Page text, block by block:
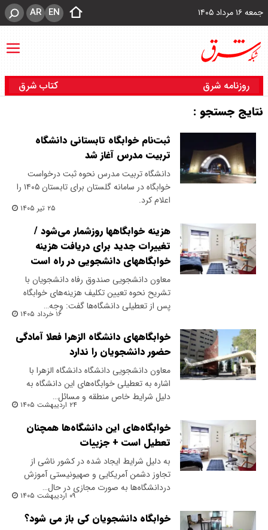
جمعه ۱۶ مرداد ۱۴۰۵ EN
AR
روزنامه شرق کتاب شرق
نتایج جستجو :
ثبت‌نام خوابگاه تابستانی دانشگاه
تربیت مدرس آغاز شد
دانشگاه تربیت مدرس نحوه ثبت درخواست
خوابگاه در سامانه گلستان برای تابستان ۱۴۰۵ را
اعلام کرد.
۲۵ تیر ۱۴۰۵
هزینه خوابگاهها روزشمار می‌شود /
تغییرات جدید برای دریافت هزینه
خوابگاههای دانشجویی در راه است
معاون دانشجویی صندوق رفاه دانشجویان با
تشریح نحوه تعیین تکلیف هزینه‌های خوابگاه
پس از تعطیلی دانشگاه‌ها گفت: وجه…
۱۶ خرداد ۱۴۰۵
خوابگاههای دانشگاه الزهرا فعلا آمادگی
حضور دانشجویان را ندارد
معاون دانشجویی دانشگاه دانشگاه الزهرا با
اشاره به تعطیلی خوابگاه‌های این دانشگاه به
دلیل شرایط خاص منطقه و مسائل…
۲۴ اردیبهشت ۱۴۰۵
خوابگاه‌های این دانشگاه‌ها همچنان
تعطیل است + جزییات
به دلیل شرایط ایجاد شده در کشور ناشی از
تجاوز دشمن آمریکایی و صهیونیستی آموزش
دردانشگاه‌ها به صورت مجازی در حال…
۰۹ اردیبهشت ۱۴۰۵
خوابگاه دانشجویان کی باز می شود؟